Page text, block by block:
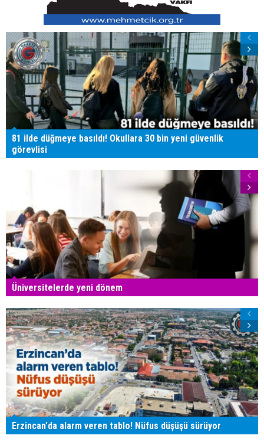
81 ilde düğmeye basıldı! Okullara 30 bin yeni güvenlik
görevlisi
Üniversitelerde yeni dönem
Erzincan'da alarm veren tablo! Nüfus düşüşü sürüyor